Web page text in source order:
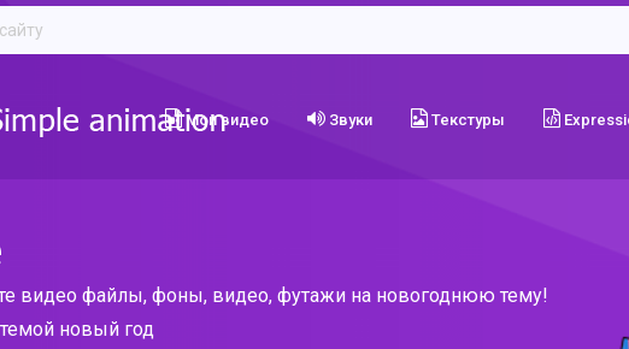
Мои видео Звуки Текстуры
видео файлы, фоны, видео, футажи на новогоднюю тему!
новый год